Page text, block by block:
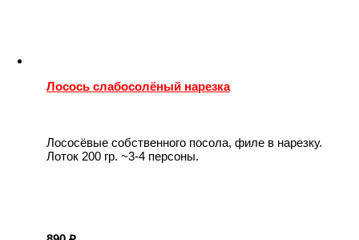
Лосось слабосолёный нарезка
Лососёвые собственного посола, филе в нарезку.
Лоток 200 гр. ~3-4 персоны.